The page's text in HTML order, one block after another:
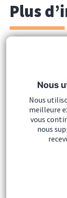
Plus
Nous
Nous
meilleure
vous
nous